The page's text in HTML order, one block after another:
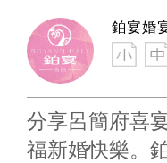
鉑宴婚
分享呂簡府喜
福新婚快樂。